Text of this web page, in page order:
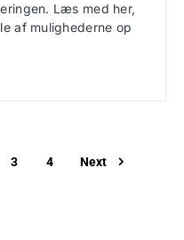
Læs med her,
af mulighederne op
3 4 Next